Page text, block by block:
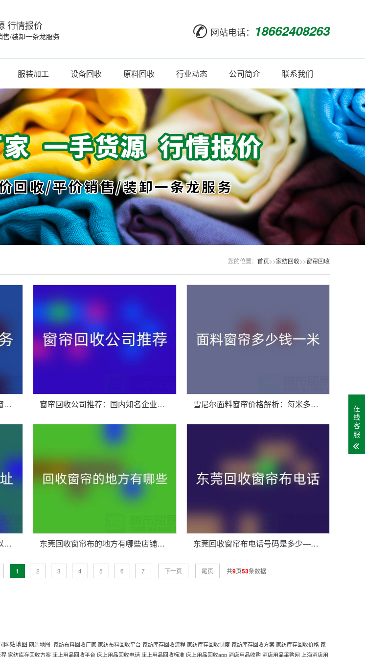
行情报价
售/装卸一条龙服务 网站电话： 18662408263
服装加工 设备回收 原料回收 行业动态 公司简介 联系我们
您的位置： 首页>>家纺回收>>窗帘回收
窗帘回收上门服务价格解析：旧窗帘如何处理更划算？ 窗帘回收公司推荐：国内知名企业及服务解析 雪尼尔面料窗帘价格解析：每米多少钱？回收渠道与报价一览
绍兴窗帘布回收中心地址在哪里以及电话号码 东莞回收窗帘布的地方有哪些店铺——广东装饰回收公司 东莞回收窗帘布电话号码是多少——广东腾布贸易公司
1 2 3 4 5 6 7 下一页 尾页 共9页53条数据
网站地图 网站地图 家纺布料回收厂家 家纺布料回收平台 家纺库存回收流程 家纺库存回收制度 家纺库存回收方案 家纺库存回收价格 家
程 家纺库存回收方案 床上用品回收平台 床上用品回收电话 床上用品回收标准 床上用品回收app 酒店用品收购 酒店用品采购网 上海酒店用
在
线
客
服